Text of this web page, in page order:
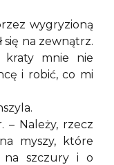
wygryzioną
na zewnątrz.
kraty mnie nie
i robić, co mi
– Należy, rzecz
myszy, które
na szczury i o